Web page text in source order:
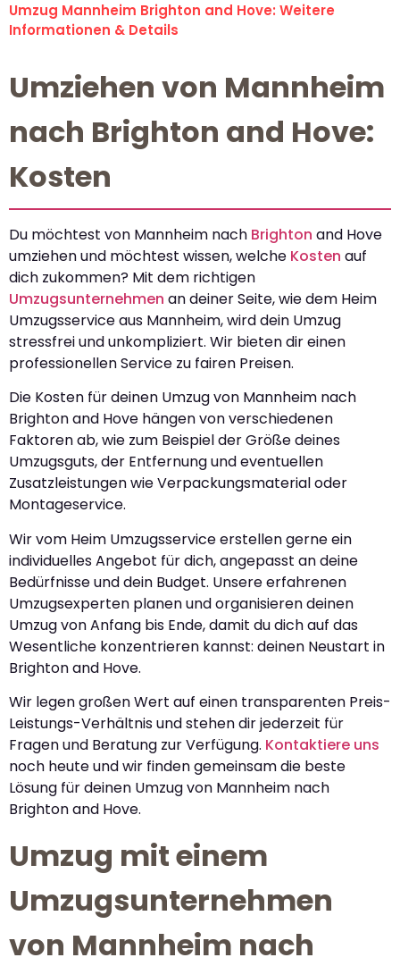
Umzug Mannheim Brighton and Hove: Weitere
Informationen & Details
Umziehen von Mannheim
nach Brighton and Hove:
Kosten
Du möchtest von Mannheim nach Brighton and Hove
umziehen und möchtest wissen, welche Kosten auf
dich zukommen? Mit dem richtigen
Umzugsunternehmen an deiner Seite, wie dem Heim
Umzugsservice aus Mannheim, wird dein Umzug
stressfrei und unkompliziert. Wir bieten dir einen
professionellen Service zu fairen Preisen.
Die Kosten für deinen Umzug von Mannheim nach
Brighton and Hove hängen von verschiedenen
Faktoren ab, wie zum Beispiel der Größe deines
Umzugsguts, der Entfernung und eventuellen
Zusatzleistungen wie Verpackungsmaterial oder
Montageservice.
Wir vom Heim Umzugsservice erstellen gerne ein
individuelles Angebot für dich, angepasst an deine
Bedürfnisse und dein Budget. Unsere erfahrenen
Umzugsexperten planen und organisieren deinen
Umzug von Anfang bis Ende, damit du dich auf das
Wesentliche konzentrieren kannst: deinen Neustart in
Brighton and Hove.
Wir legen großen Wert auf einen transparenten Preis-
Leistungs-Verhältnis und stehen dir jederzeit für
Fragen und Beratung zur Verfügung. Kontaktiere uns
noch heute und wir finden gemeinsam die beste
Lösung für deinen Umzug von Mannheim nach
Brighton and Hove.
Umzug mit einem
Umzugsunternehmen
von Mannheim nach